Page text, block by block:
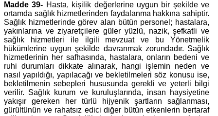
Madde 39- Hasta, kişilik değerlerine uygun bir şekilde ve
ortamda sağlık hizmetlerinden faydalanma hakkına sahiptir.
Sağlık hizmetlerinde görev alan bütün personel; hastalara,
yakınlarına ve ziyaretçilere güler yüzlü, nazik, şefkatli ve
sağlık hizmetleri ile ilgili mevzuat ve bu Yönetmelik
hükümlerine uygun şekilde davranmak zorundadır. Sağlık
hizmetlerinin her safhasında, hastalara, onların bedeni ve
ruhi durumları dikkate alınarak, hangi işlemin neden ve
nasıl yapıldığı, yapılacağı ve bekletilmeleri söz konusu ise,
bekletilmenin sebepleri hususunda gerekli ve yeterli bilgi
verilir. Sağlık kurum ve kuruluşlarında, insan haysiyetine
yakışır gereken her türlü hijyenik şartların sağlanması,
gürültünün ve rahatsız edici diğer bütün etkenlerin bertaraf